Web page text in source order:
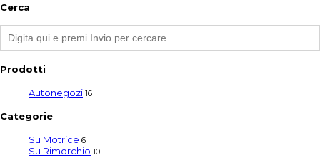
Cerca
Prodotti
Autonegozi 16
Categorie
Su Motrice 6
Su Rimorchio 10